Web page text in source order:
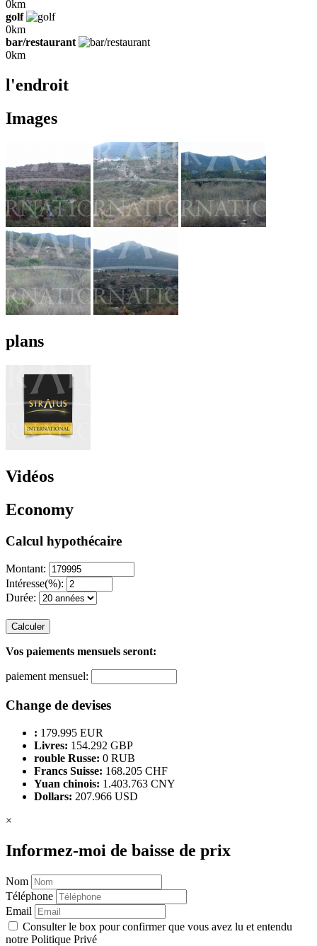
0km
golf
0km
bar/restaurant
0km
l'endroit
Images
plans
Vidéos
Economy
Calcul hypothécaire
Montant:
Intéresse(%):
Durée:
Calculer
Vos paiements mensuels seront:
paiement mensuel:
Change de devises
: 179.995 EUR
Livres: 154.292 GBP
rouble Russe: 0 RUB
Francs Suisse: 168.205 CHF
Yuan chinois: 1.403.763 CNY
Dollars: 207.966 USD
×
Informez-moi de baisse de prix
Nom
Téléphone
Email
Consulter le box pour confirmer que vous avez lu et entendu
notre Politique Privé